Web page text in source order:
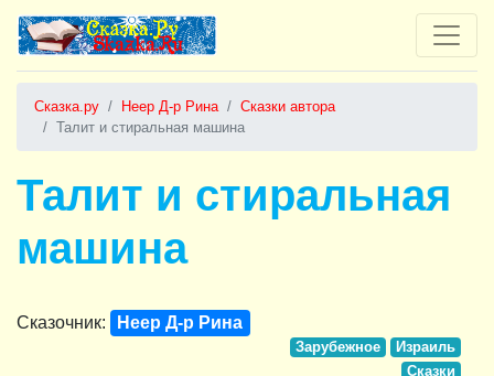
Сказка.ру Неер Д-р Рина
Сказки автора
Талит и стиральная машина
Талит и стиральная
машина
Сказочник: Неер Д-р Рина
Зарубежное
Израиль
Сказки